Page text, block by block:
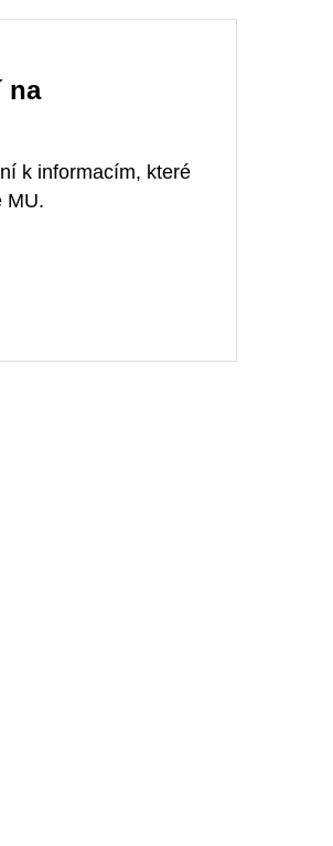
na
k informacím, které
MU.